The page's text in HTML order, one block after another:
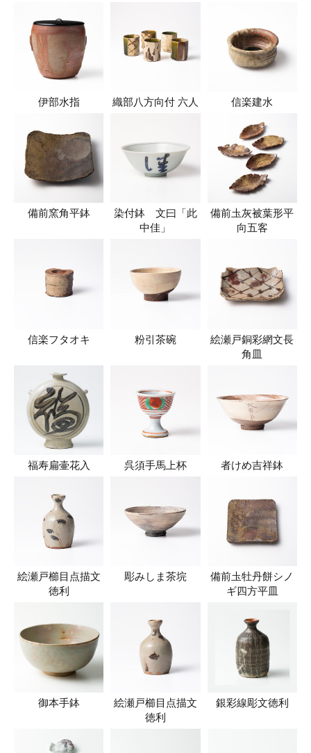
伊部水指 織部八方向付 六人 信楽建水
備前窯角平鉢
染付鉢 文曰「此
中佳」
備前圡灰被葉形平
向五客
信楽フタオキ 粉引茶碗
絵瀬戸銅彩網文長
角皿
福寿扁壷花入 呉須手馬上杯 者けめ吉祥鉢
絵瀬戸櫛目点描文
徳利
彫みしま茶垸
備前圡牡丹餅シノ
ギ四方平皿
御本手鉢
絵瀬戸櫛目点描文
徳利
銀彩線彫文徳利